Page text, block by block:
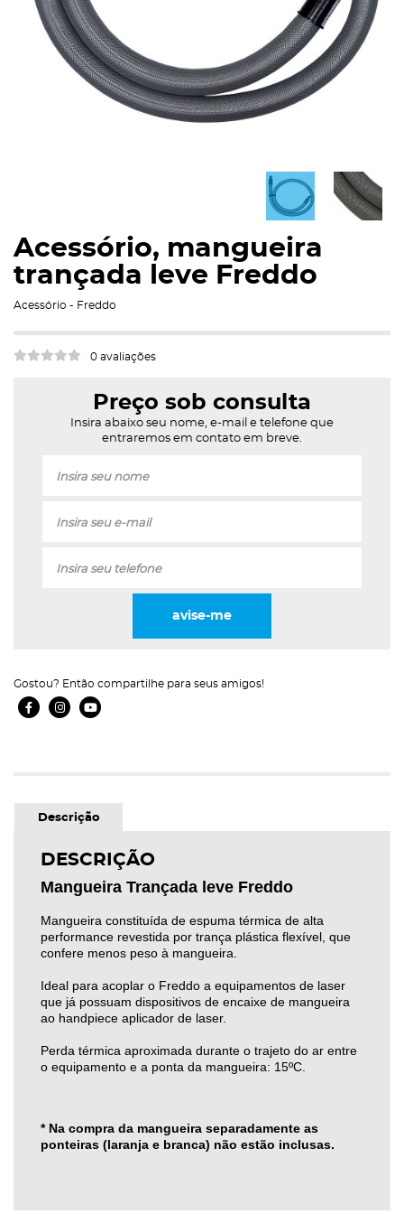
Acessório, mangueira
trançada leve Freddo
Acessório - Freddo
0 avaliações
Preço sob consulta
Insira abaixo seu nome, e-mail e telefone que
entraremos em contato em breve.
avise-me
Gostou? Então compartilhe para seus amigos!
Facebook Ícone
Instagram Ícone
Youtube Ícone
Descrição
DESCRIÇÃO
Mangueira Trançada leve Freddo
Mangueira constituída de espuma térmica de alta
performance revestida por trança plástica flexível, que
confere menos peso à mangueira.
Ideal para acoplar o Freddo a equipamentos de laser
que já possuam dispositivos de encaixe de mangueira
ao handpiece aplicador de laser.
Perda térmica aproximada durante o trajeto do ar entre
o equipamento e a ponta da mangueira: 15ºC.
* Na compra da mangueira separadamente as
ponteiras (laranja e branca) não estão inclusas.